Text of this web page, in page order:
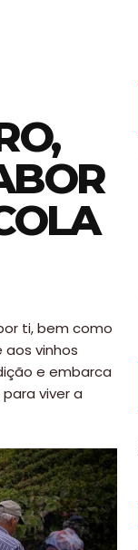
ti, bem como
vinhos
e embarca
viver a